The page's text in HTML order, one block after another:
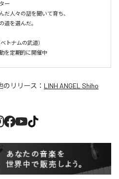
ー
だ人々の話を聞いて育ち、
道を選んだ。
トナムの武道)
を定期的に開催中
のリリース： LINH ANGEL Shiho